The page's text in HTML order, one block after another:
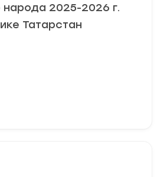
народа 2025-2026 г.
Татарстан